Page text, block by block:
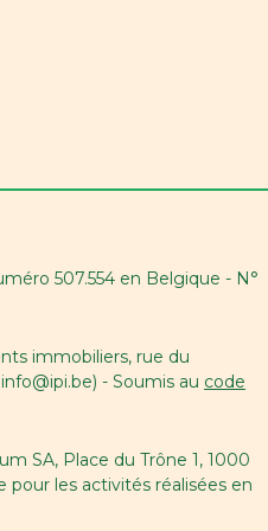
507.554 en Belgique - N°
immobiliers, rue du
- Soumis au code
SA, Place du Trône 1, 1000
pour les activités réalisées en